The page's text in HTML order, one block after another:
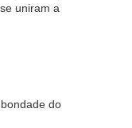
uniram a
do